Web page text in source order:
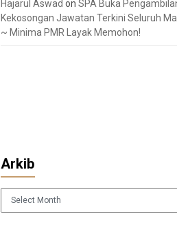
Hajarul Aswad on SPA Buka
Kekosongan Jawatan Terkini Seluruh
~ Minima PMR Layak Memohon!
Arkib
Arkib